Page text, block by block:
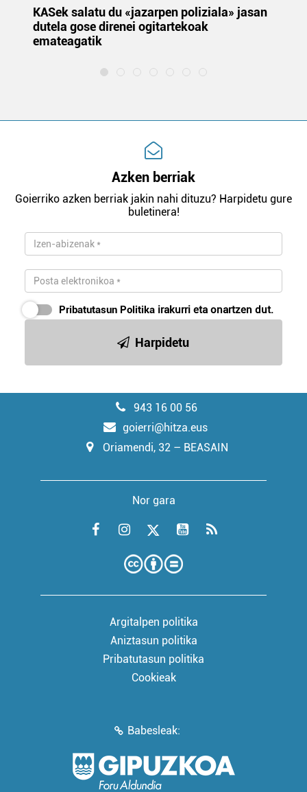
KASek salatu du «jazarpen poliziala» jasan
dutela gose direnei ogitartekoak
emateagatik
Azken berriak
Goierriko azken berriak jakin nahi dituzu? Harpidetu gure
buletinera!
Pribatutasun Politika irakurri eta onartzen dut.
Harpidetu
943 16 00 56
goierri@hitza.eus
Oriamendi, 32 – BEASAIN
Nor gara
Argitalpen politika
Aniztasun politika
Pribatutasun politika
Cookieak
Babesleak: